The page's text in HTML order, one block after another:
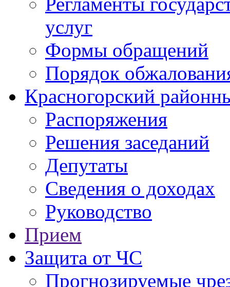
услуг
Формы обращений
Порядок
Красногорский
Распоряжения
Решения заседаний
Депутаты
Сведения о доходах
Руководство
Прием
Защита от ЧС
Прогнозируемые